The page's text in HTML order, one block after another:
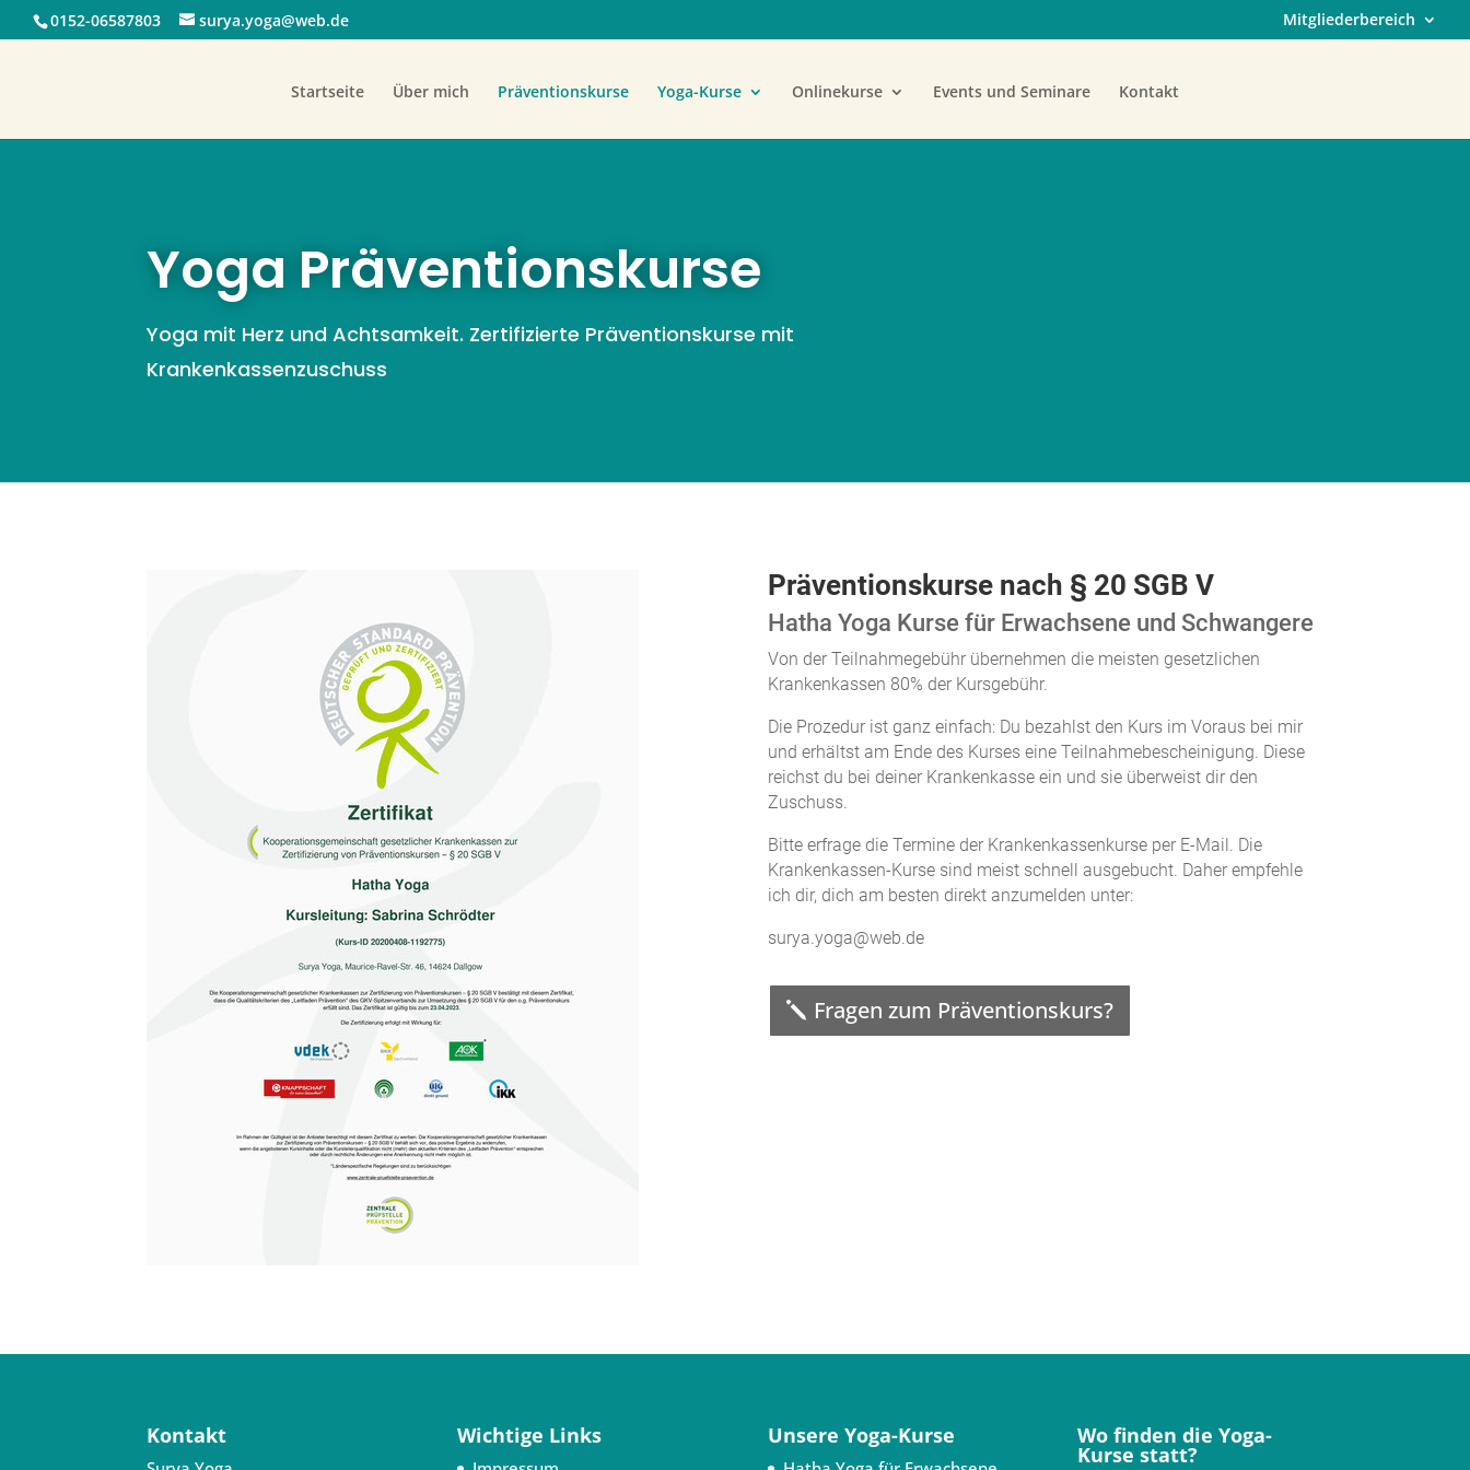
0152-06587803 surya.yoga@web.de Mitgliederbereich
Startseite Über mich Präventionskurse Yoga-Kurse Onlinekurse Events und Seminare Kontakt
Yoga Präventionskurse
Yoga mit Herz und Achtsamkeit. Zertifizierte Präventionskurse mit
Krankenkassenzuschuss
Präventionskurse nach § 20 SGB V
Hatha Yoga Kurse für Erwachsene und Schwangere
Von der Teilnahmegebühr übernehmen die meisten gesetzlichen
Krankenkassen 80% der Kursgebühr.
Die Prozedur ist ganz einfach: Du bezahlst den Kurs im Voraus bei mir
und erhältst am Ende des Kurses eine Teilnahmebescheinigung. Diese
reichst du bei deiner Krankenkasse ein und sie überweist dir den
Zuschuss.
Bitte erfrage die Termine der Krankenkassenkurse per E-Mail. Die
Krankenkassen-Kurse sind meist schnell ausgebucht. Daher empfehle
ich dir, dich am besten direkt anzumelden unter:
surya.yoga@web.de
Fragen zum Präventionskurs?
Kontakt Wichtige Links Unsere Yoga-Kurse Wo finden die Yoga-
Kurse statt?